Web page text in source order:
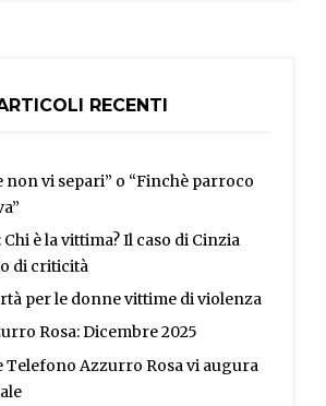
RECENTI
non vi separi” o “Finchè parroco
è la vittima? Il caso di Cinzia
di criticità
per le donne vittime di violenza
Rosa: Dicembre 2025
Telefono Azzurro Rosa vi augura